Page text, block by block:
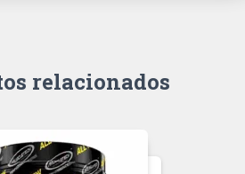
relacionados